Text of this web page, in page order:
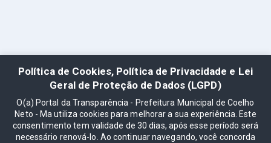
Política de Cookies, Política de Privacidade e Lei
Geral de Proteção de Dados (LGPD)
O(a) Portal da Transparência - Prefeitura Municipal de Coelho
Neto - Ma utiliza cookies para melhorar a sua experiência. Este
consentimento tem validade de 30 dias, após esse período será
necessário renová-lo. Ao continuar navegando, você concorda